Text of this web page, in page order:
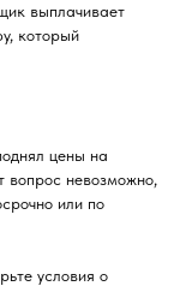
выплачивает
который
цены на
вопрос невозможно,
или по
условия о